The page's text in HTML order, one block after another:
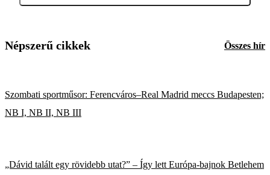
Népszerű cikkek Összes hír
Szombati sportműsor: Ferencváros–Real Madrid meccs Budapesten;
NB I, NB II, NB III
„Dávid talált egy rövidebb utat?” – Így lett Európa-bajnok Betlehem